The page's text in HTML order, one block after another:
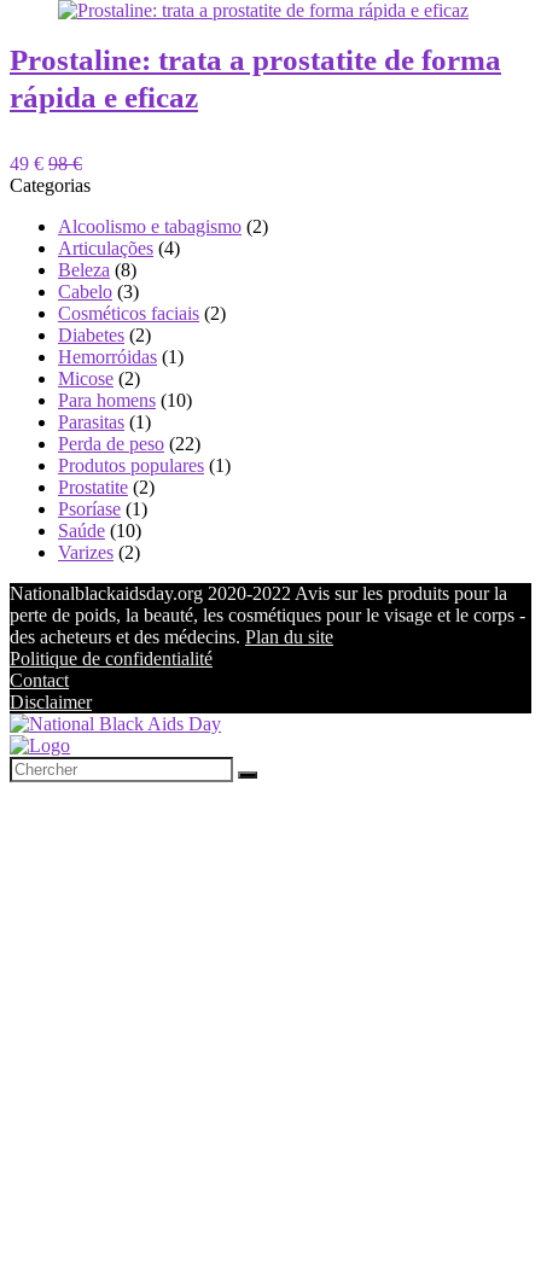
Prostaline: trata a prostatite de forma
rápida e eficaz
49 € 98 €
Categorias
Alcoolismo e tabagismo (2)
Articulações (4)
Beleza (8)
Cabelo (3)
Cosméticos faciais (2)
Diabetes (2)
Hemorróidas (1)
Micose (2)
Para homens (10)
Parasitas (1)
Perda de peso (22)
Produtos populares (1)
Prostatite (2)
Psoríase (1)
Saúde (10)
Varizes (2)
Nationalblackaidsday.org 2020-2022 Avis sur les produits pour la
perte de poids, la beauté, les cosmétiques pour le visage et le corps -
des acheteurs et des médecins. Plan du site
Politique de confidentialité
Contact
Disclaimer